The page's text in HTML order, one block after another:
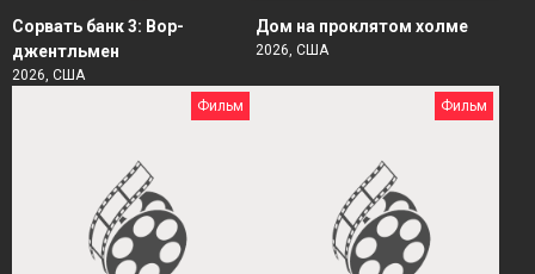
Сорвать банк 3: Вор-
джентльмен
2026, США
Дом на проклятом холме
2026, США
Фильм Фильм